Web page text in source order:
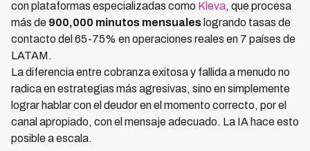
con plataformas especializadas como Kleva, que procesa
más de 900,000 minutos mensuales logrando tasas de
contacto del 65-75% en operaciones reales en 7 países de
LATAM.
La diferencia entre cobranza exitosa y fallida a menudo no
radica en estrategias más agresivas, sino en simplemente
lograr hablar con el deudor en el momento correcto, por el
canal apropiado, con el mensaje adecuado. La IA hace esto
posible a escala.